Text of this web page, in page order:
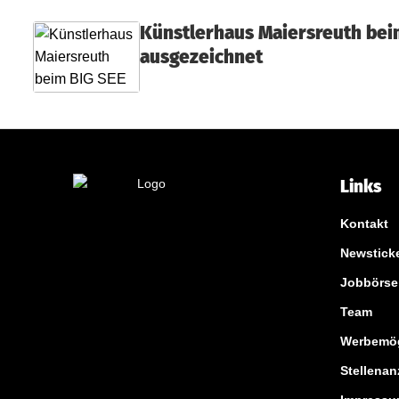
Künstlerhaus Maiersreuth
ausgezeichnet
Links
Kontakt
Jobbörse
Team